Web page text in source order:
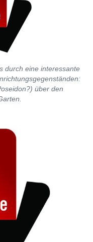
durch eine interessante
über den